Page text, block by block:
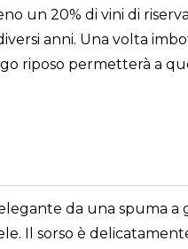
un 20% di vini di
anni. Una volta
riposo permetterà a
da una spuma a
Il sorso è